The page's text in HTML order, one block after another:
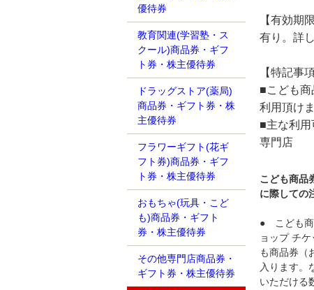
【有効期限
有り。詳
【特記事
■こども
利用頂け
■主な利用
専門店
こども商品
に際しての
● こども商
ョップ チ
も商品券（
入ります。
いただける
優待券
教育関連(学習塾・ス
クール)商品券・ギフ
ト券・株主優待券
ドラッグストア(薬局)
商品券・ギフト券・株
主優待券
フラワーギフト(花ギ
フト券)商品券・ギフ
ト券・株主優待券
おもちゃ(玩具・こど
も)商品券・ギフト
券・株主優待券
その他専門店商品券・
ギフト券・株主優待券